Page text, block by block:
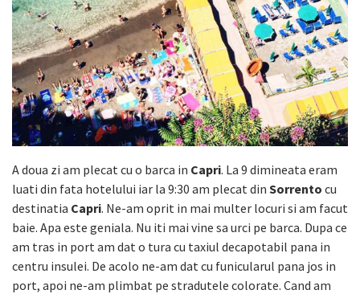
A doua zi am plecat cu o barca in Capri. La 9 dimineata eram
luati din fata hotelului iar la 9:30 am plecat din Sorrento cu
destinatia Capri. Ne-am oprit in mai multer locuri si am facut
baie. Apa este geniala. Nu iti mai vine sa urci pe barca. Dupa ce
am tras in port am dat o tura cu taxiul decapotabil pana in
centru insulei. De acolo ne-am dat cu funicularul pana jos in
port, apoi ne-am plimbat pe stradutele colorate. Cand am